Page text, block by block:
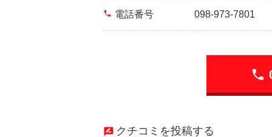
phone 電話番号 098-973-7801
phone
クチコミを投稿する